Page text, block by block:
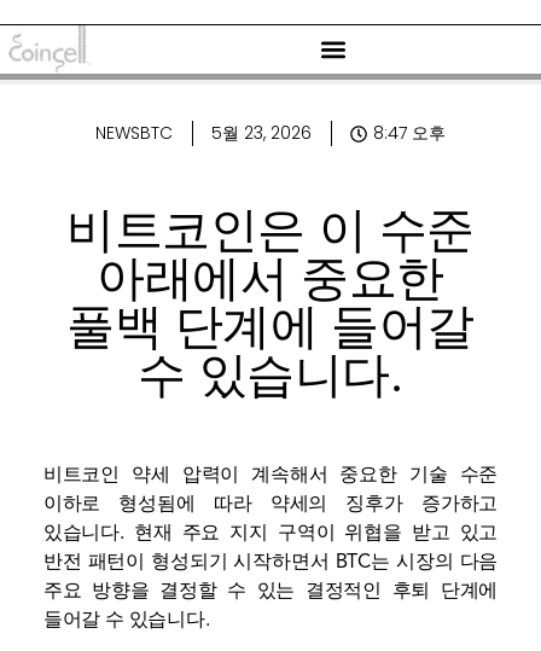
NEWSBTC 5월 23, 2026 8:47 오후
비트코인은 이 수준
아래에서 중요한
풀백 단계에 들어갈
수 있습니다.
비트코인
약세 압력이 계속해서 중요한 기술 수준
이하로 형성됨에 따라 약세의 징후가 증가하고
있습니다. 현재 주요 지지 구역이 위협을 받고 있고
반전 패턴이 형성되기 시작하면서 BTC는 시장의 다음
주요 방향을 결정할 수 있는 결정적인 후퇴 단계에
들어갈 수 있습니다.